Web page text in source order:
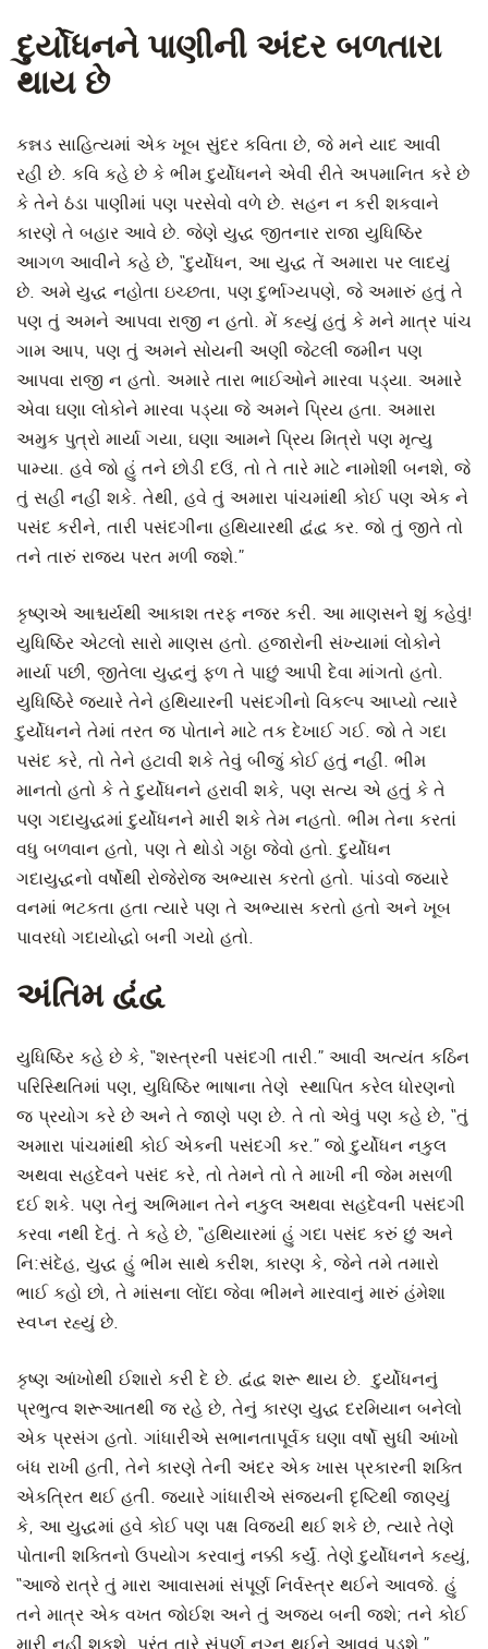
દુર્યોધનને પાણીની અંદર બળતારા
થાય છે
કન્નડ સાહિત્યમાં એક ખૂબ સુંદર કવિતા છે, જે મને યાદ આવી
રહી છે. કવિ કહે છે કે ભીમ દુર્યોધનને એવી રીતે અપમાનિત કરે છે
કે તેને ઠંડા પાણીમાં પણ પરસેવો વળે છે. સહન ન કરી શકવાને
કારણે તે બહાર આવે છે. જેણે યુદ્ધ જીતનાર રાજા યુધિષ્ઠિર
આગળ આવીને કહે છે, “દુર્યોધન, આ યુદ્ધ તેં અમારા પર લાદયું
છે. અમે યુદ્ધ નહોતા ઇચ્છતા, પણ દુર્ભાગ્યપણે, જે અમારું હતું તે
પણ તું અમને આપવા રાજી ન હતો. મેં કહ્યું હતું કે મને માત્ર પાંચ
ગામ આપ, પણ તું અમને સોયની અણી જેટલી જમીન પણ
આપવા રાજી ન હતો. અમારે તારા ભાઈઓને મારવા પડ્યા. અમારે
એવા ઘણા લોકોને મારવા પડ્યા જે અમને પ્રિય હતા. અમારા
અમુક પુત્રો માર્યા ગયા, ઘણા આમને પ્રિય મિત્રો પણ મૃત્યુ
પામ્યા. હવે જો હું તને છોડી દઉં, તો તે તારે માટે નામોશી બનશે, જે
તું સહી નહીં શકે. તેથી, હવે તું અમારા પાંચમાંથી કોઈ પણ એક ને
પસંદ કરીને, તારી પસંદગીના હથિયારથી દ્વંદ્વ કર. જો તું જીતે તો
તને તારું રાજ્ય પરત મળી જશે.”
કૃષ્ણએ આશ્ચર્યથી આકાશ તરફ નજર કરી. આ માણસને શું કહેવું!
યુધિષ્ઠિર એટલો સારો માણસ હતો. હજારોની સંખ્યામાં લોકોને
માર્યા પછી, જીતેલા યુદ્ધનું ફળ તે પાછું આપી દેવા માંગતો હતો.
યુધિષ્ઠિરે જ્યારે તેને હથિયારની પસંદગીનો વિકલ્પ આપ્યો ત્યારે
દુર્યોધનને તેમાં તરત જ પોતાને માટે તક દેખાઈ ગઈ. જો તે ગદા
પસંદ કરે, તો તેને હટાવી શકે તેવું બીજું કોઈ હતું નહીં. ભીમ
માનતો હતો કે તે દુર્યોધનને હરાવી શકે, પણ સત્ય એ હતું કે તે
પણ ગદાયુદ્ધમાં દુર્યોધનને મારી શકે તેમ નહતો. ભીમ તેના કરતાં
વધુ બળવાન હતો, પણ તે થોડો ગઠ્ઠા જેવો હતો. દુર્યોધન
ગદાયુદ્ધનો વર્ષોથી રોજેરોજ અભ્યાસ કરતો હતો. પાંડવો જ્યારે
વનમાં ભટકતા હતા ત્યારે પણ તે અભ્યાસ કરતો હતો અને ખૂબ
પાવરધો ગદાયોદ્ધો બની ગયો હતો.
અંતિમ દ્વંદ્વ
યુધિષ્ઠિર કહે છે કે, “શસ્ત્રની પસંદગી તારી.” આવી અત્યંત કઠિન
પરિસ્થિતિમાં પણ, યુધિષ્ઠિર ભાષાના તેણે સ્થાપિત કરેલ ધોરણનો
જ પ્રયોગ કરે છે અને તે જાણે પણ છે. તે તો એવું પણ કહે છે, “તું
અમારા પાંચમાંથી કોઈ એકની પસંદગી કર.” જો દુર્યોધન નકુલ
અથવા સહદેવને પસંદ કરે, તો તેમને તો તે માખી ની જેમ મસળી
દઈ શકે. પણ તેનું અભિમાન તેને નકુલ અથવા સહદેવની પસંદગી
કરવા નથી દેતું. તે કહે છે, “હથિયારમાં હું ગદા પસંદ કરું છું અને
નિ:સંદેહ, યુદ્ધ હું ભીમ સાથે કરીશ, કારણ કે, જેને તમે તમારો
ભાઈ કહો છો, તે માંસના લોંદા જેવા ભીમને મારવાનું મારું હંમેશા
સ્વપ્ન રહ્યું છે.
કૃષ્ણ આંખોથી ઈશારો કરી દે છે. દ્વંદ્વ શરૂ થાય છે. દુર્યોધનનું
પ્રભુત્વ શરૂઆતથી જ રહે છે, તેનું કારણ યુદ્ધ દરમિયાન બનેલો
એક પ્રસંગ હતો. ગાંધારીએ સભાનતાપૂર્વક ઘણા વર્ષો સુધી આંખો
બંધ રાખી હતી, તેને કારણે તેની અંદર એક ખાસ પ્રકારની શક્તિ
એકત્રિત થઈ હતી. જ્યારે ગાંધારીએ સંજયની દૃષ્ટિથી જાણ્યું
કે, આ યુદ્ધમાં હવે કોઈ પણ પક્ષ વિજયી થઈ શકે છે, ત્યારે તેણે
પોતાની શક્તિનો ઉપયોગ કરવાનું નક્કી કર્યું. તેણે દુર્યોધનને કહ્યું,
“આજે રાત્રે તું મારા આવાસમાં સંપૂર્ણ નિર્વસ્ત્ર થઈને આવજે. હું
તને માત્ર એક વખત જોઈશ અને તું અજય બની જશે; તને કોઈ
મારી નહીં શકશે. પરંતુ તારે સંપૂર્ણ નગ્ન થઈને આવવું પડશે.”